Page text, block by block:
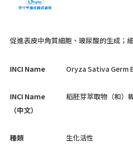
促進表皮中角質細胞、玻尿酸的生成；
INCI Name Oryza Sativa Germ
INCI Name
（中文）
稻胚芽萃取物（和）
種類 生化活性